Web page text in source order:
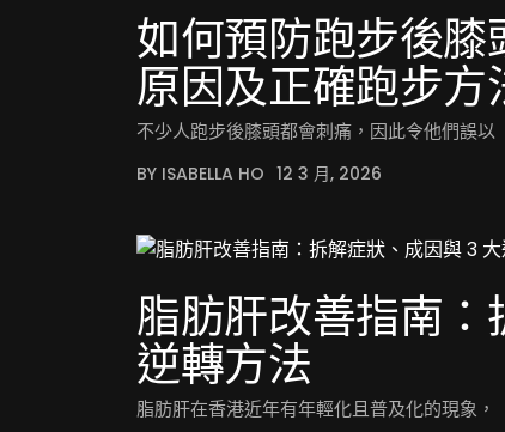
如何預防跑步後
原因及正確跑步方
不少人跑步後膝頭都會刺痛，因此令他們誤以
BY ISABELLA HO 12 3 月, 2026
脂肪肝改善指南
逆轉方法
脂肪肝在香港近年有年輕化且普及化的現象，